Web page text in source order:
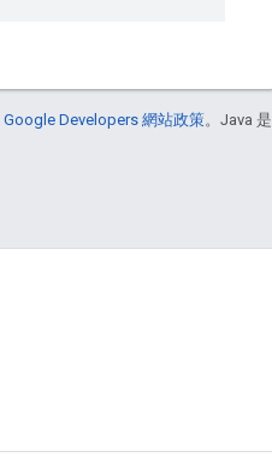
Google Developers 網站政策。Java 是